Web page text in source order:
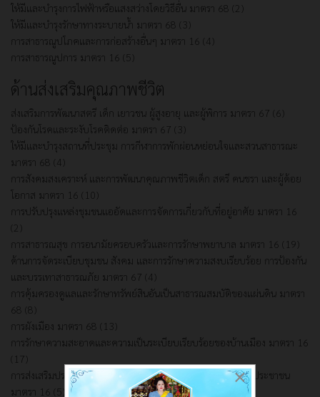
ให้มีและบำรุงการไฟฟ้าหรือแสงสว่างโดยวิธีอื่น มาตรา 68 (2)
ให้มีและบำรุงรักษาทางระบายน้ำ มาตรา 68 (3)
การสาธารณูปโภคและการก่อสร้างอื่นๆ มาตรา 16 (4)
การสาธารณูปการ มาตรา 16 (5)
ด้านส่งเสริมคุณภาพชีวิต
ส่งเสริมการพัฒนาสตรี เด็ก เยาวชน ผู้สูงอายุ และผู้พิการ มาตรา 67 (6)
ป้องกันโรคและระงับโรคติดต่อ มาตรา 67 (3)
ให้มีและบำรุงสถานที่ประชุม การกีฬาการพักผ่อนหย่อนใจและสวนสาธารณะ
มาตรา 68 (4)
การสังคมสงเคราะห์ และการพัฒนาคุณภาพชีวิตเด็ก สตรี คนชรา และผู้ด้อย
โอกาส มาตรา 16 (10)
การปรับปรุงแหล่งชุมชนแออัดและการจัดการเกี่ยวกับที่อยู่อาศัย มาตรา 16
(2)
การสาธารณสุข การอนามัยครอบครัวและการรักษาพยาบาล มาตรา 16 (19)
ด้านการจัดระเบียบชุมชน สังคม และการรักษาความสงบเรียบร้อย การป้องกัน
และบรรเทาสาธารณภัย มาตรา 67 (4)
การคุ้มครองดูแลและรักษาทรัพย์สินอันเป็นสาธารณสมบัติของแผ่นดิน มาตรา
68 (8)
การผังเมือง มาตรา 68 (13)
การรักษาความสะอาดและความเป็นระเบียบเรียบร้อยของบ้านเมือง มาตรา 16
(17)
การส่งเสริมประชาธิปไตย ความเสมอภาค และสิทธิเสรีภาพของประชาชน
มาตรา 16 (5)
×